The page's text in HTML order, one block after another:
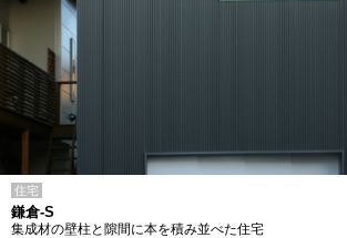
住宅
鎌倉-S
集成材の壁柱と隙間に本を積み並べた住宅